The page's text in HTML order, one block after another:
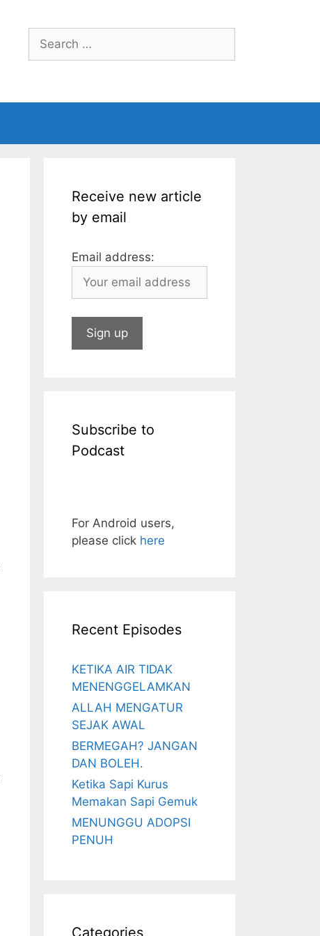
Search
for:
Receive new article
by email
Email address:
Subscribe to
Podcast
For Android users,
please click here
Recent Episodes
KETIKA AIR TIDAK
MENENGGELAMKAN
ALLAH MENGATUR
SEJAK AWAL
BERMEGAH? JANGAN
DAN BOLEH.
Ketika Sapi Kurus
Memakan Sapi Gemuk
MENUNGGU ADOPSI
PENUH
Categories